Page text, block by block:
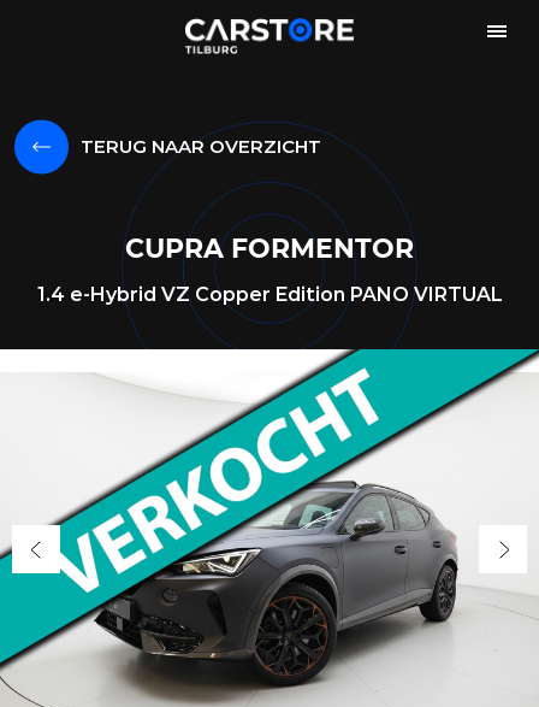
TERUG NAAR OVERZICHT
CUPRA FORMENTOR
1.4 e-Hybrid VZ Copper Edition PANO VIRTUAL